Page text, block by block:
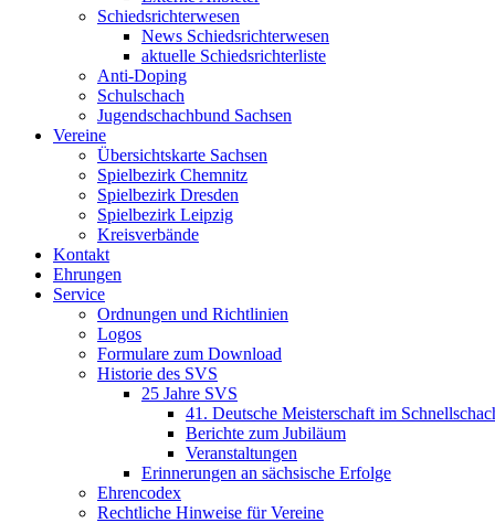
Schiedsrichterwesen
News Schiedsrichterwesen
aktuelle Schiedsrichterliste
Anti-Doping
Schulschach
Jugendschachbund Sachsen
Vereine
Übersichtskarte Sachsen
Spielbezirk Chemnitz
Spielbezirk Dresden
Spielbezirk Leipzig
Kreisverbände
Kontakt
Ehrungen
Service
Ordnungen und Richtlinien
Logos
Formulare zum Download
Historie des SVS
25 Jahre SVS
41. Deutsche Meisterschaft im
Berichte zum Jubiläum
Veranstaltungen
Erinnerungen an sächsische Erfolge
Ehrencodex
Rechtliche Hinweise für Vereine